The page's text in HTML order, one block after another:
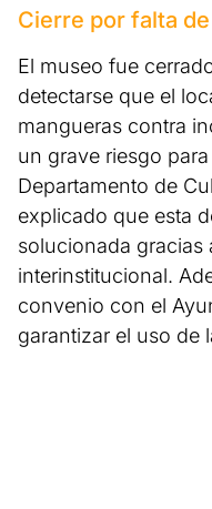
Cierre por falta
El museo fue
detectarse que el
mangueras contra
un grave riesgo
Departamento de
explicado que esta
solucionada gracias
interinstitucional.
convenio con el
garantizar el uso de